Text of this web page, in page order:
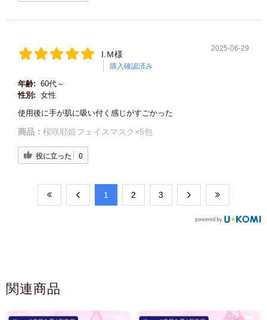
I.Ｍ様
購入確認済み
2025-06-29
年齢: 60代～
性別: 女性
使用後に手が肌に吸い付く感じがすごかった
商品： 桜咲耶姫フェイスマスク×5包
役に立った 0
​1 ​2 ​3
関連商品